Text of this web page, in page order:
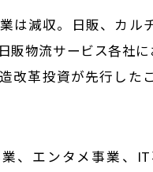
は減収。日販、カル
販物流サービス各社に
改革投資が先行した
、エンタメ事業、